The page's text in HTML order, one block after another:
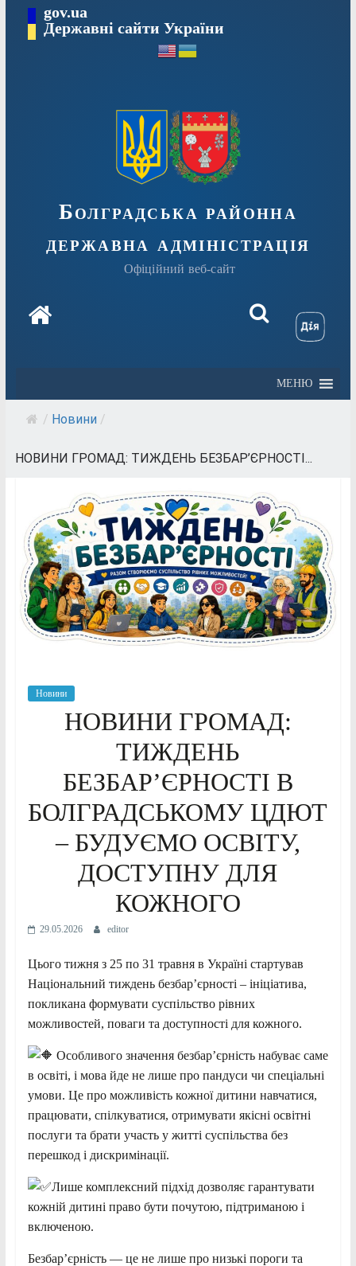
Перейтиgov.ua
Державні сайти України
Болградська районна
державна адміністрація
Офіційний веб-сайт
МЕНЮ
/ Новини /
НОВИНИ ГРОМАД: ТИЖДЕНЬ БЕЗБАР’ЄРНОСТІ...
Новини
НОВИНИ ГРОМАД:
ТИЖДЕНЬ
БЕЗБАР’ЄРНОСТІ В
БОЛГРАДСЬКОМУ ЦДЮТ
– БУДУЄМО ОСВІТУ,
ДОСТУПНУ ДЛЯ
КОЖНОГО
29.05.2026 editor
Цього тижня з 25 по 31 травня в Україні стартував
Національний тиждень безбар’єрності – ініціатива,
покликана формувати суспільство рівних
можливостей, поваги та доступності для кожного.
Особливого значення безбар’єрність набуває саме
в освіті, і мова йде не лише про пандуси чи спеціальні
умови. Це про можливість кожної дитини навчатися,
працювати, спілкуватися, отримувати якісні освітні
послуги та брати участь у житті суспільства без
перешкод і дискримінації.
Лише комплексний підхід дозволяє гарантувати
кожній дитині право бути почутою, підтриманою і
включеною.
Безбар’єрність — це не лише про низькі пороги та